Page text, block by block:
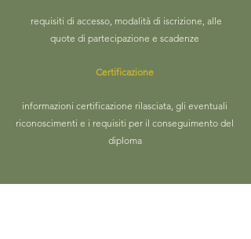
requisiti di accesso, modalità di iscrizione, alle
quote di partecipazione e scadenze
Certificazione
informazioni certificazione rilasciata, gli eventuali
riconoscimenti e i requisiti per il conseguimento del
diploma